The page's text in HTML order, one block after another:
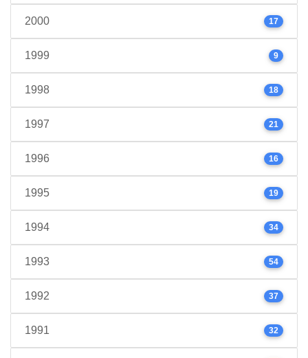
2000 17
1999 9
1998 18
1997 21
1996 16
1995 19
1994 34
1993 54
1992 37
1991 32